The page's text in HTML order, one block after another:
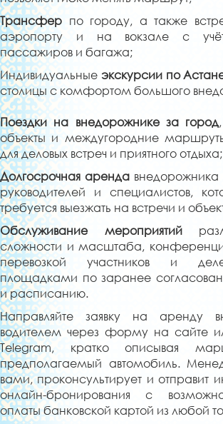
Трансфер по городу, а также
аэропорту и на вокзале с
пассажиров и багажа;
Индивидуальные экскурсии по
столицы с комфортом большого
Поездки на внедорожнике за город
объекты и междугородние
для деловых встреч и приятного отдыха;
Долгосрочная аренда внедорожника
руководителей и специалистов,
требуется выезжать на встречи и
Обслуживание мероприятий
сложности и масштаба,
перевозкой участников и
площадками по заранее
и расписанию.
Направляйте заявку на аренду
водителем через форму на сайте
Telegram, кратко описывая
предполагаемый автомобиль.
вами, проконсультирует и
онлайн-бронирования с
оплаты банковской картой из любой